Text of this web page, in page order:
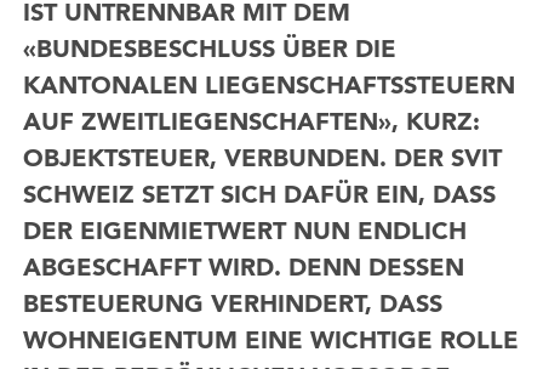
IST UNTRENNBAR MIT DEM
«BUNDESBESCHLUSS ÜBER DIE
KANTONALEN LIEGENSCHAFTSSTEUERN
AUF ZWEITLIEGENSCHAFTEN», KURZ:
OBJEKTSTEUER, VERBUNDEN. DER SVIT
SCHWEIZ SETZT SICH DAFÜR EIN, DASS
DER EIGENMIETWERT NUN ENDLICH
ABGESCHAFFT WIRD. DENN DESSEN
BESTEUERUNG VERHINDERT, DASS
WOHNEIGENTUM EINE WICHTIGE ROLLE